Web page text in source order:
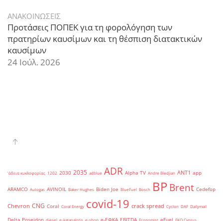
ΑΝΑΚΟΙΝΩΣΕΙΣ
Προτάσεις ΠΟΠΕΚ για τη φορολόγηση των
πρατηρίων καυσίμων και τη θέσπιση διατακτικών
καυσίμων
24 Ιούλ. 2026
'άδεια κυκλοφορίας 1202 2030 2035 adblue ADR Alpha TV Andre Bledjian ANT1 app
ARAMCO Autogas AVINOIL Baker Hughes Biden Joe BlueFuel Bosch BPBrent Cedefop
Chevron CNG Coral Coral Energy covid-19 crack spread Cyclon DAF Dailymail
diesel e-katanalotis e-shop Economist EKO Cyprus